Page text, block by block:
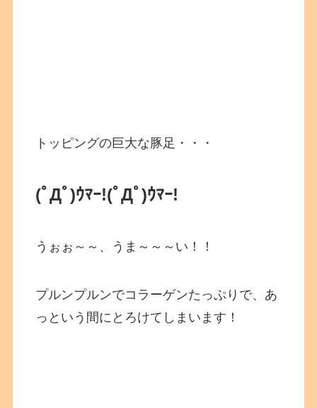
トッピングの巨大な豚足・・・
(ﾟДﾟ)ｳﾏｰ!(ﾟДﾟ)ｳﾏｰ!
うぉぉ～～、うま～～～い！！
プルンプルンでコラーゲンたっぷりで、あ
っという間にとろけてしまいます！